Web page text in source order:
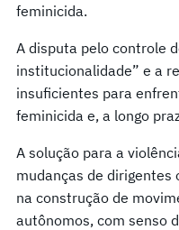
feminicida.
A disputa pelo controle
institucionalidade” e a
insuficientes para
feminicida e, a longo
A solução para a
mudanças de
na construção de
autônomos, com senso